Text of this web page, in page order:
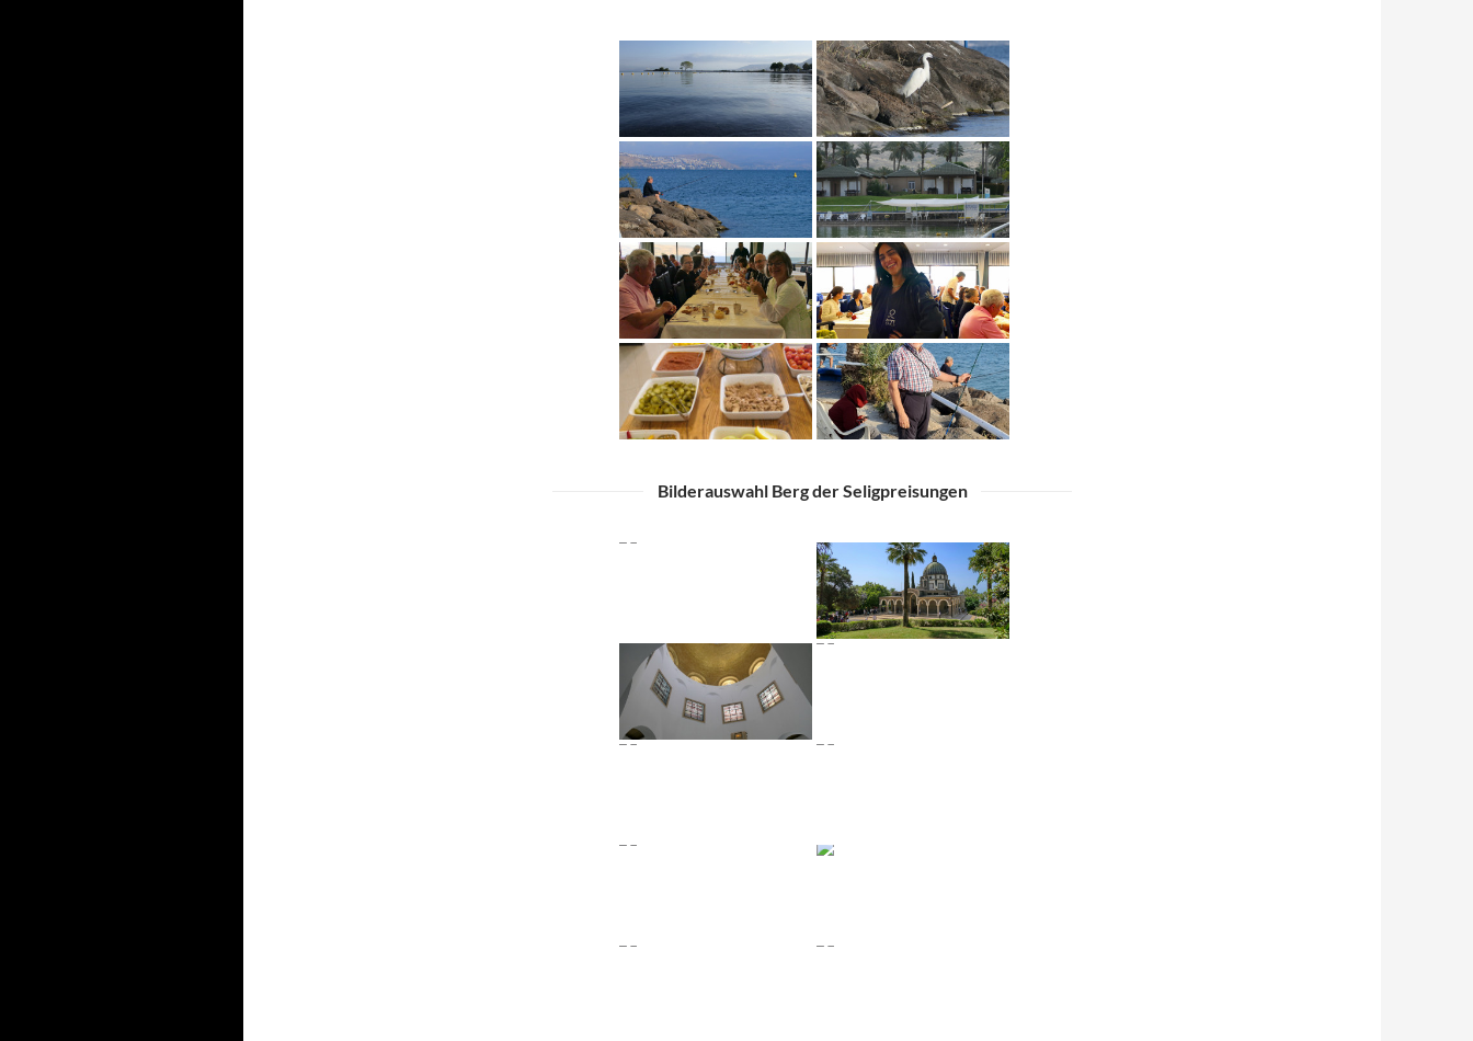
Bilderauswahl Berg der Seligpreisungen